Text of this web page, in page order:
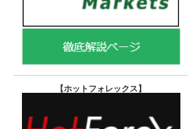
【ホットフォレックス】